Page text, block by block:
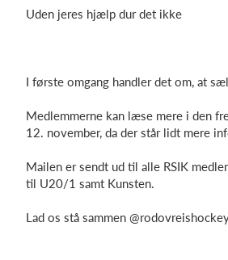
Uden jeres hjælp dur det ikke
I første omgang handler det om, at
Medlemmerne kan læse mere i den
12. november, da der står lidt mere
Mailen er sendt ud til alle RSIK
til U20/1 samt Kunsten.
Lad os stå sammen